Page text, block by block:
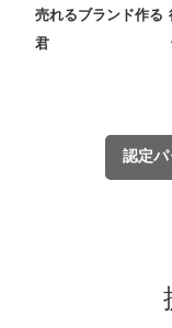
売れるブランド作る
君
認定